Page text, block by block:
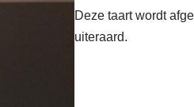
Deze taart wordt
uiteraard.